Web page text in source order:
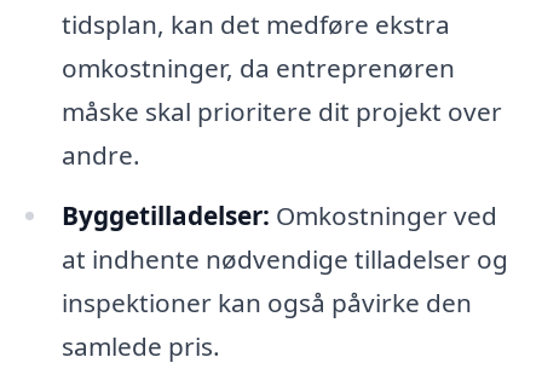
tidsplan, kan det medføre ekstra
omkostninger, da entreprenøren
måske skal prioritere dit projekt over
andre.
Byggetilladelser: Omkostninger ved
at indhente nødvendige tilladelser og
inspektioner kan også påvirke den
samlede pris.